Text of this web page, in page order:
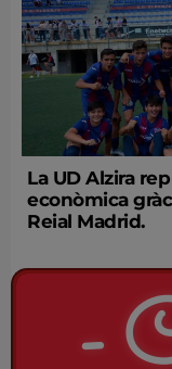
La UD Alzira
econòmica
Reial Madrid.